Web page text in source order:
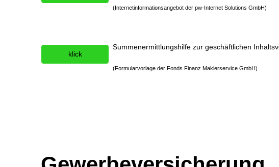
(Internetinformationsangebot der pw-Internet Solutions GmbH)
klick
Summenermittlungshilfe zur geschäftlichen
(Formularvorlage der Fonds Finanz Maklerservice GmbH)